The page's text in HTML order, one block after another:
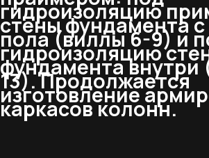
гидроизоляцию
стены фундамента
пола (виллы 6-9) и
гидроизоляцию
фундамента внутри
13). Продолжается
изготовление
каркасов колонн.